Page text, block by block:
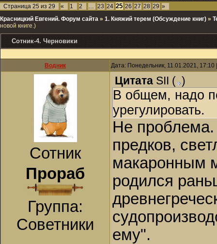
Страница 25 из 29 « 1 2 … 23 24 25 26 27 28 29 »
Красницкий Евгений. Форум сайта » 1. Княжий терем (Обсуждение книг) »
новой книге.)
Сотник-4. Черновики
Водник Дата: Понедельник, 11.01.2021,
Сотник
Прораб
Группа:
Советники
Цитата SII ( )
В общем, надо
урегулировать.
Не проблема.
предков,
макаронным
родился
ему".